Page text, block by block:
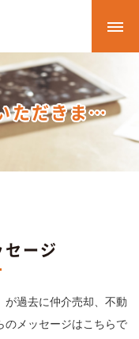
ただきま…
ージ
が過去に仲介売却、不動
のメッセージはこちらで